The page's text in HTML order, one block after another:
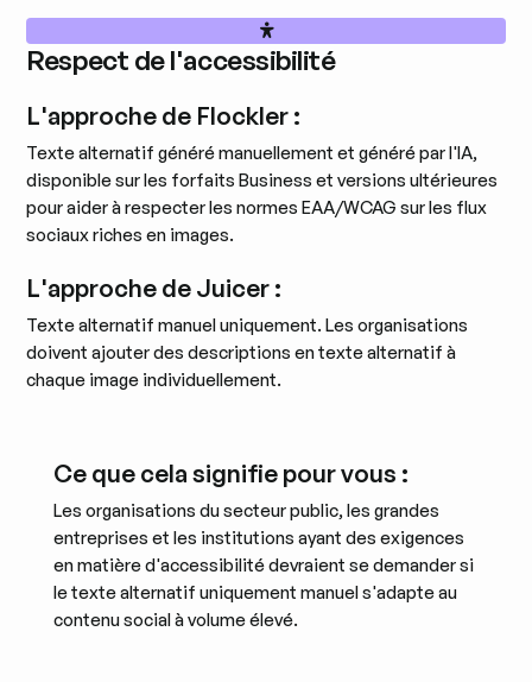
Respect de l'accessibilité
L'approche de Flockler :
Texte alternatif généré manuellement et généré par l'IA,
disponible sur les forfaits Business et versions ultérieures
pour aider à respecter les normes EAA/WCAG sur les flux
sociaux riches en images.
L'approche de Juicer :
Texte alternatif manuel uniquement. Les organisations
doivent ajouter des descriptions en texte alternatif à
chaque image individuellement.
Ce que cela signifie pour vous :
Les organisations du secteur public, les grandes
entreprises et les institutions ayant des exigences
en matière d'accessibilité devraient se demander si
le texte alternatif uniquement manuel s'adapte au
contenu social à volume élevé.